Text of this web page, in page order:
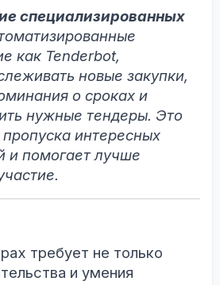
специализированных
как Tenderbot,
новые закупки,
о сроках и
нужные тендеры. Это
интересных
и помогает лучше
требует не только
и умения